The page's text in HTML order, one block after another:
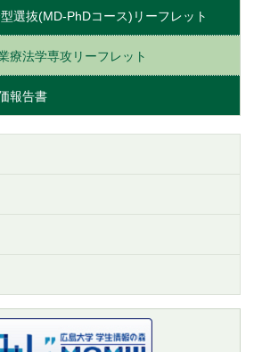
選抜(MD-PhDコース)リーフレット
療法学専攻リーフレット
報告書